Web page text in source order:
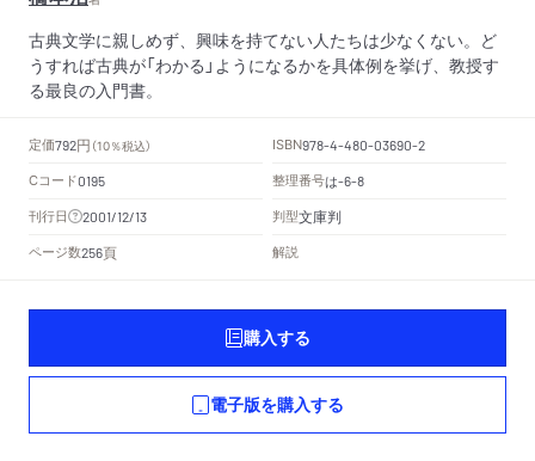
古典文学に親しめず、興味を持てない人たちは少なくない。ど
うすれば古典が「わかる」ようになるかを具体例を挙げ、教授す
る最良の入門書。
定価792円 （10％税込） ISBN978-4-480-03690-2
Cコード0195 整理番号は-6-8
刊行日 2001/12/13 判型文庫判
ページ数256頁 解説
購入する
電子版を購入する